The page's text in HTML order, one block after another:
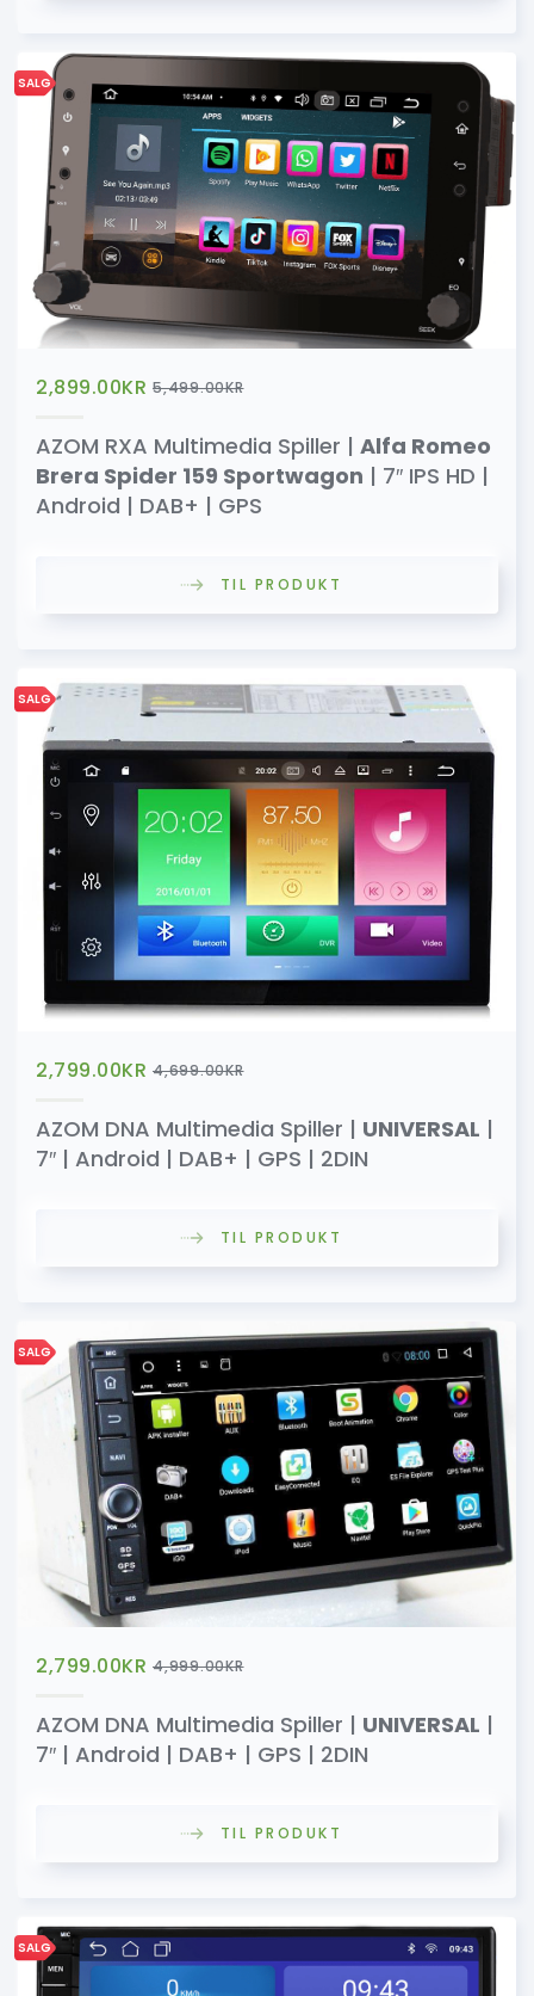
SALG
2,899.00KR 5,499.00KR
AZOM RXA Multimedia Spiller | Alfa Romeo
Brera Spider 159 Sportwagon | 7″ IPS HD |
Android | DAB+ | GPS
TIL PRODUKT
SALG
2,799.00KR 4,699.00KR
AZOM DNA Multimedia Spiller | UNIVERSAL |
7″ | Android | DAB+ | GPS | 2DIN
TIL PRODUKT
SALG
2,799.00KR 4,999.00KR
AZOM DNA Multimedia Spiller | UNIVERSAL |
7″ | Android | DAB+ | GPS | 2DIN
TIL PRODUKT
SALG